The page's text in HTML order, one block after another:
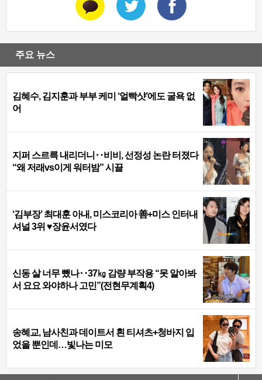
주요 뉴스
김혜수, 김지훈과 부부 케미 ‘얼빡샷’에도 굴욕 없
어
지퍼 스르륵 내리더니‥비비, 선정성 논란 터졌다
“왜 저래vs이게 워터밤” 시끌
‘김부장’ 최대훈 아내, 미스코리아 善+미스 인터내
셔널 3위 ♥장윤서였다
신동 살 너무 뺐나‥37㎏ 감량 부작용 “못 알아봐
서 요요 와야하나 고민”(전현무계획4)
송혜교, 남사친과 데이트서 흰 티셔츠+청바지 입
었을 뿐인데…빛나는 미모